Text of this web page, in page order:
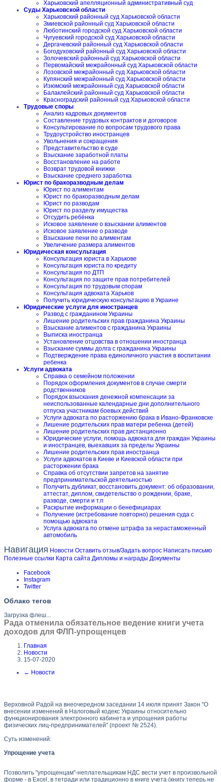
Харьковский апелляционный административный суд
Суды Харьковской области
Харьковский районный суд Харьковской области
Змиевской районный суд Харьковской области
Люботинский городской суд Харьковской области
Чугуевский городской суд Харьковской области
Дергачевский районный суд Харьковской области
Богодуховский районный суд Харьковской области
Золочевский районный суд Харьковской области
Первомайский межрайонный суд Харьковской области
Лозовской межрайонный суд Харьковской области
Купянский межрайонный суд Харьковской области
Изюмский межрайонный суд Харьковской области
Балаклейский районный суд Харьковской области
Красноградский районный суд Харьковской области
Трудовые споры
Анализ кадровых документов
Составление трудовых контрактов и договоров
Консультирование по вопросам трудового права
Трудоустройство иностранцев
Увольнения и сокращения
Представительство в суде
Взыскание заработной платы
Восстановление на работе
Возврат трудовой книжки
Взыскание среднего заработка
Юрист по бракоразводным делам
Юрист по алиментам
Юрист по бракоразводным делам
Юрист по разводам
Юрист по разделу имущества
Отсудить ребёнка
Исковое заявление о взыскании алиментов
Исковое заявление о разводе
Взыскание пени по алиментам
Увеличение размера алиментов
Юридическая консультация
Консультация юриста в Харькове
Консультация юриста по кредиту
Консультация по ДТП
Консультация по защите прав потребителей
Консультация по трудовым спорам
Консультация адвоката Харьков
Получить юридическую консультацию в Украине
Юридические услуги для иностранцев
Развод с гражданином Украины
Лишение родительских прав гражданина Украины
Взыскание алиментов с гражданина Украины
Выписка иностранца
Установление отцовства в отношении иностранца
Взыскание суммы долга с гражданина Украины
Подтверждение права единоличного участия в воспитании
ребенка
Услуги адвоката
Справка о семейном положении
Порядок оформления документов в случае смерти
родственников
Порядок взыскания денежной компенсации за
неиспользованные календарные дни дополнительного
отпуска участникам боевых действий
Услуги адвоката по расторжению брака в Ивано-Франковске
Лишение родительских прав матери ребенка (детей)
Лишение родительских прав дистанционно
Юридические услуги, помощь адвоката для граждан Украины
и иностранцев, выехавших за пределы Украины
Лишение родительских прав иностранца
Услуги адвокатов в Киеве и Киевской области при
расторжении брака
Справка об отсутствии запретов на занятие
предпринимательской деятельностью
Получить дубликат, восстановить документ: об образовании,
аттестат, диплом, свидетельство о рождении, браке,
разводе, смерти и т.п
Раскрытие информации о бенефициарах
Получение (истребование повторно) решения суда с
помощью адвоката
Услуга адвоката по отмене штрафа за нерастаможенный
автомобиль
Навигация Новости Оставить отзыв/Задать вопрос Написать письмо
Полезные ссылки Карта сайта Дипломы и награды Документы
Facebook
Instagram
Twitter
Облако тегов
Загрузка флеш...
Рада отменила обязательное ведение книги учета
доходов для ФЛП-упрощенцев
Главная
Новости
15-07-2020
← Новости
Верховной Радой на внеочередном заседании 14 июля принят Закон "О
внесении изменений в Налоговый кодекс Украины относительно
функционирования электронного кабинета и упрощения работы
физических лиц-предпринимателей" (проект № 2524).
Суть изменений:
Упрощение учета
Позволить "упрощенцам"-неплательщикам НДС вести учет в произвольной
форме - в Excel, в тетради или традиционно в книге учета (книгу теперь не